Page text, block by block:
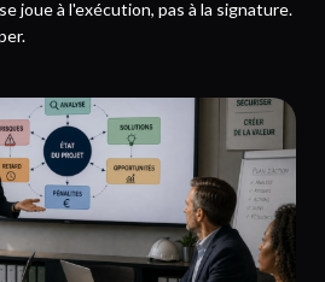
joue à l'exécution, pas à la signature.